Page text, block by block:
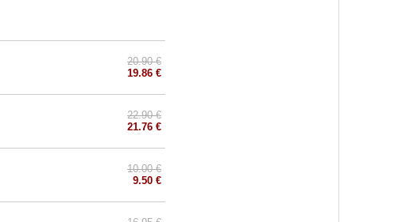
20.90 €
19.86 €
22.90 €
21.76 €
10.00 €
9.50 €